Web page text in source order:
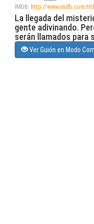
IMDB: http://www.imdb.com/
La llegada del
gente adivinando.
serán llamados para
Ver Guión en Modo